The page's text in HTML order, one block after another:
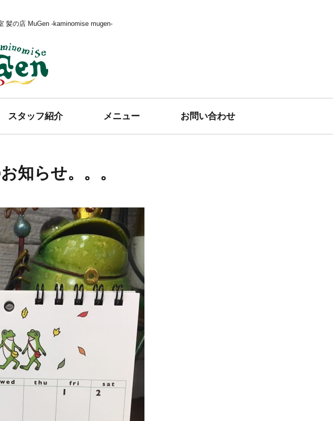
髪の店 MuGen -kaminomise mugen-
スタッフ紹介 メニュー お問い合わせ
知らせ。。。